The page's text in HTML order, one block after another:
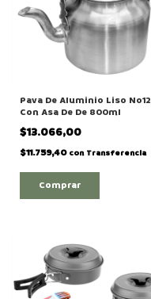
Pava De Aluminio Liso No12
Con Asa De De 800ml
$13.066,00
$11.759,40 con Transferencia